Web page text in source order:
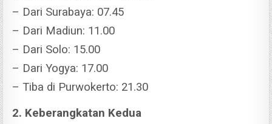
– Dari Surabaya: 07.45
– Dari Madiun: 11.00
– Dari Solo: 15.00
– Dari Yogya: 17.00
– Tiba di Purwokerto: 21.30
2. Keberangkatan Kedua